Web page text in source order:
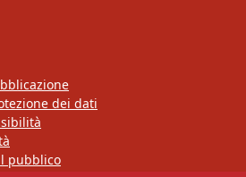
dei dati
pubblico